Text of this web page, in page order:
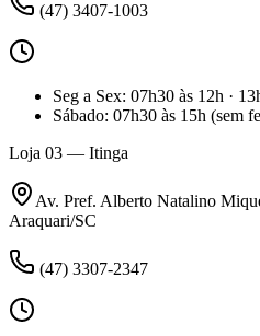
(47) 3407-1003
Seg a Sex: 07h30 às 12h ·
Sábado: 07h30 às 15h (sem
Loja 03 — Itinga
Av. Pref. Alberto Natalino
Araquari/SC
(47) 3307-2347